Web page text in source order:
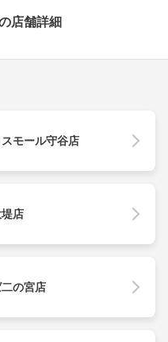
店舗詳細
モール守谷店
店
の宮店